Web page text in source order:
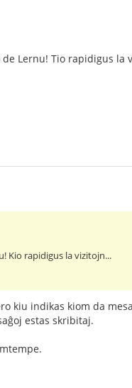
Lernu! Tio rapidigus la
Kio rapidigus la vizitojn...
kiu indikas kiom da
estas skribitaj.